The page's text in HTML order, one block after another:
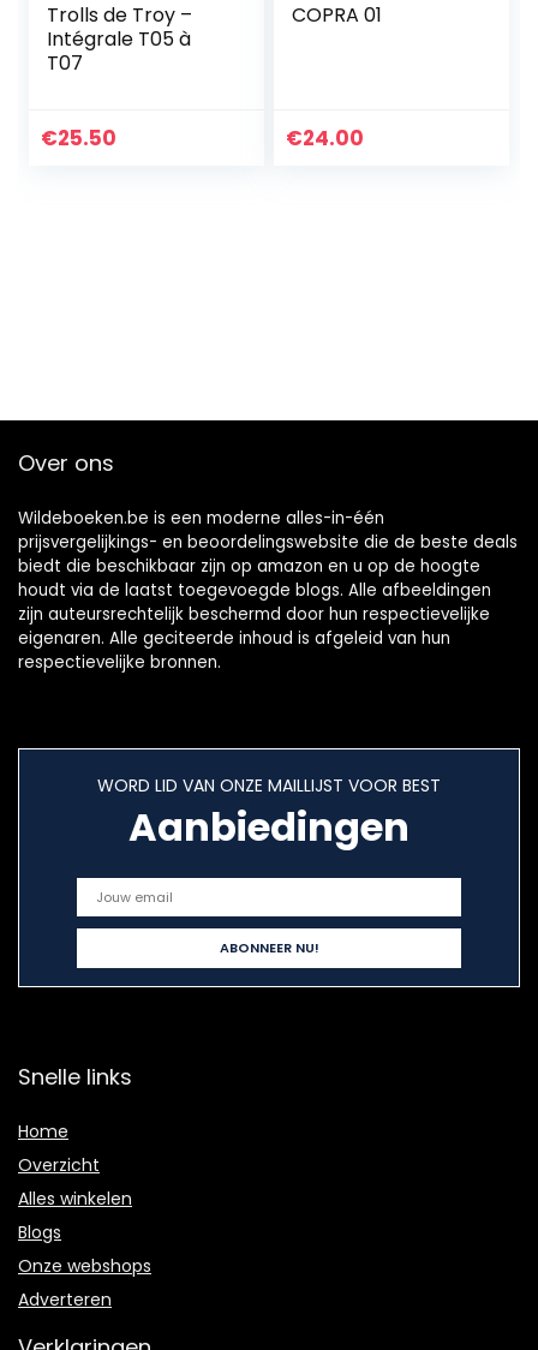
Trolls de Troy –
Intégrale T05 à
T07
€25.50
COPRA 01
€24.00
Over ons
Wildeboeken.be is een moderne alles-in-één
prijsvergelijkings- en beoordelingswebsite die de beste deals
biedt die beschikbaar zijn op amazon en u op de hoogte
houdt via de laatst toegevoegde blogs. Alle afbeeldingen
zijn auteursrechtelijk beschermd door hun respectievelijke
eigenaren. Alle geciteerde inhoud is afgeleid van hun
respectievelijke bronnen.
WORD LID VAN ONZE MAILLIJST VOOR BEST
Aanbiedingen
Snelle links
Home
Overzicht
Alles winkelen
Blogs
Onze webshops
Adverteren